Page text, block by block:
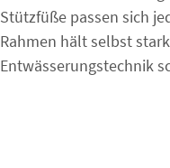
Stützfüße passen sich
Rahmen hält selbst
Entwässerungstechnik